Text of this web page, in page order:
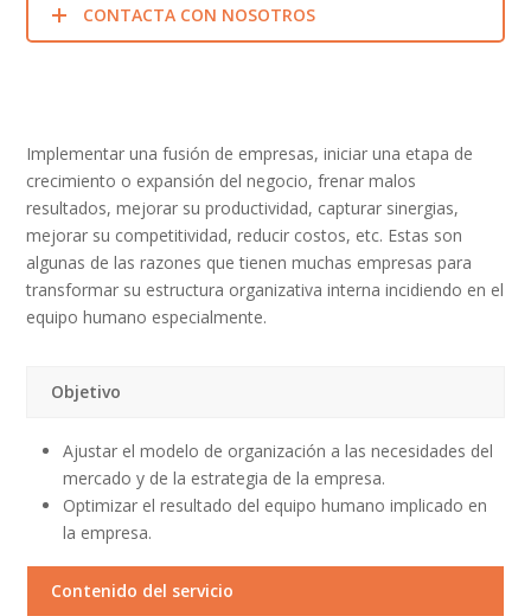
CONTACTA CON NOSOTROS
Implementar una fusión de empresas, iniciar una etapa de
crecimiento o expansión del negocio, frenar malos
resultados, mejorar su productividad, capturar sinergias,
mejorar su competitividad, reducir costos, etc. Estas son
algunas de las razones que tienen muchas empresas para
transformar su estructura organizativa interna incidiendo en el
equipo humano especialmente.
Objetivo
Ajustar el modelo de organización a las necesidades del
mercado y de la estrategia de la empresa.
Optimizar el resultado del equipo humano implicado en
la empresa.
Contenido del servicio